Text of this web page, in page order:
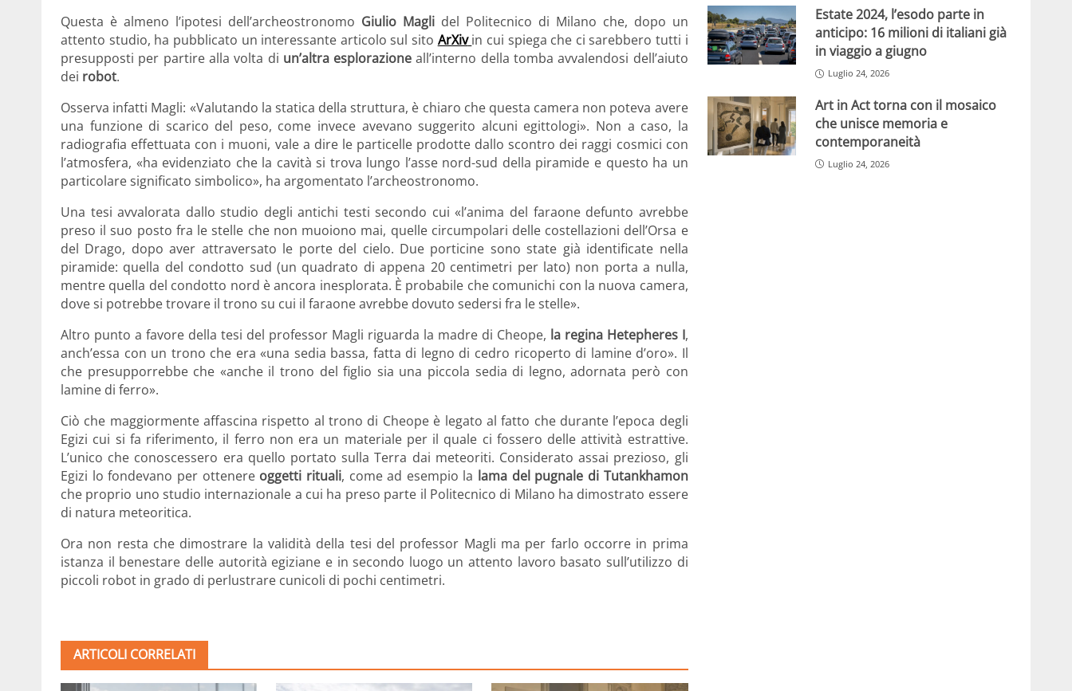
Questa è almeno l’ipotesi dell’archeostronomo Giulio Maglidel Politecnico di Milano che, dopo un
attento studio, ha pubblicato un interessante articolo sul sito ArXiv in cui spiega che ci sarebbero tutti i
presupposti per partire alla volta di un’altra esplorazione all’interno della tomba avvalendosi dell’aiuto
dei robot.
Osserva infatti Magli: «Valutando la statica della struttura, è chiaro che questa camera non poteva avere
una funzione di scarico del peso, come invece avevano suggerito alcuni egittologi». Non a caso, la
radiografia effettuata con i muoni, vale a dire le particelle prodotte dallo scontro dei raggi cosmici con
l’atmosfera, «ha evidenziato che la cavità si trova lungo l’asse nord-sud della piramide e questo ha un
particolare significato simbolico», ha argomentato l’archeostronomo.
Una tesi avvalorata dallo studio degli antichi testi secondo cui «l’anima del faraone defunto avrebbe
preso il suo posto fra le stelle che non muoiono mai, quelle circumpolari delle costellazioni dell’Orsa e
del Drago, dopo aver attraversato le porte del cielo. Due porticine sono state già identificate nella
piramide: quella del condotto sud (un quadrato di appena 20 centimetri per lato) non porta a nulla,
mentre quella del condotto nord è ancora inesplorata. È probabile che comunichi con la nuova camera,
dove si potrebbe trovare il trono su cui il faraone avrebbe dovuto sedersi fra le stelle».
Altro punto a favore della tesi del professor Magli riguarda la madre di Cheope, la regina Hetepheres I,
anch’essa con un trono che era «una sedia bassa, fatta di legno di cedro ricoperto di lamine d’oro». Il
che presupporrebbe che «anche il trono del figlio sia una piccola sedia di legno, adornata però con
lamine di ferro».
Ciò che maggiormente affascina rispetto al trono di Cheope è legato al fatto che durante l’epoca degli
Egizi cui si fa riferimento, il ferro non era un materiale per il quale ci fossero delle attività estrattive.
L’unico che conoscessero era quello portato sulla Terra dai meteoriti. Considerato assai prezioso, gli
Egizi lo fondevano per ottenere oggetti rituali, come ad esempio la lama del pugnale di Tutankhamon
che proprio uno studio internazionale a cui ha preso parte il Politecnico di Milano ha dimostrato essere
di natura meteoritica.
Ora non resta che dimostrare la validità della tesi del professor Magli ma per farlo occorre in prima
istanza il benestare delle autorità egiziane e in secondo luogo un attento lavoro basato sull’utilizzo di
piccoli robot in grado di perlustrare cunicoli di pochi centimetri.
ARTICOLI CORRELATI
Estate 2024, l’esodo parte in
anticipo: 16 milioni di italiani già
in viaggio a giugno
Luglio 24, 2026
Art in Act torna con il mosaico
che unisce memoria e
contemporaneità
Luglio 24, 2026